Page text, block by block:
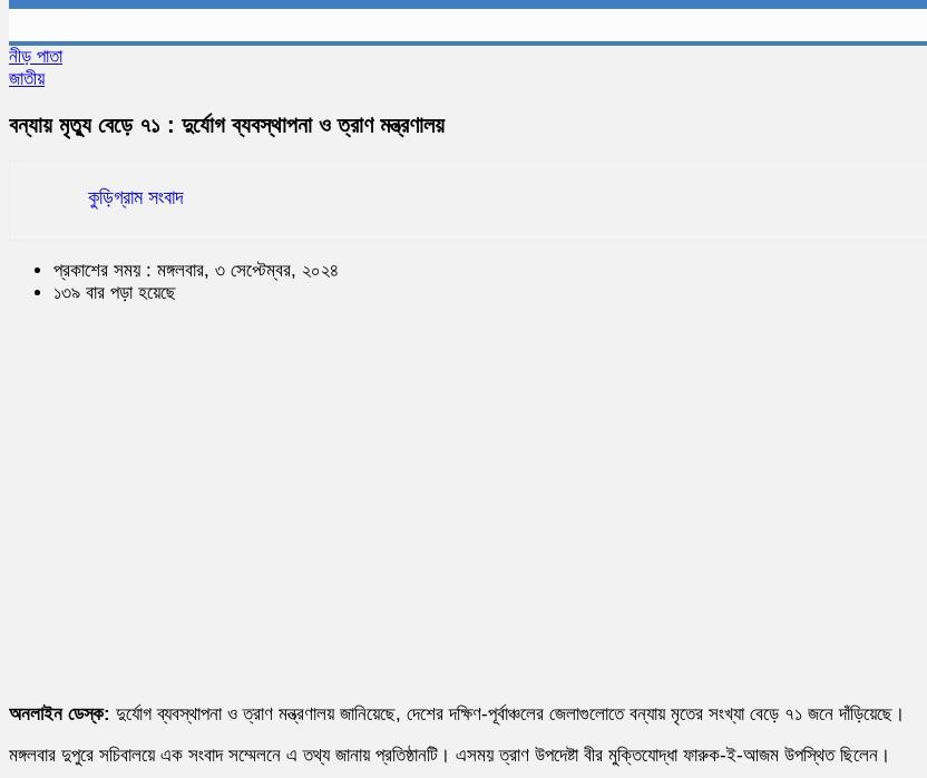
নীড় পাতা
জাতীয়
বন্যায় মৃত্যু বেড়ে ৭১ : দুর্যোগ ব্যবস্থাপনা ও ত্রাণ মন্ত্রণালয়
কুড়িগ্রাম সংবাদ
প্রকাশের সময় : মঙ্গলবার, ৩ সেপ্টেম্বর, ২০২৪
১৩৯ বার পড়া হয়েছে
অনলাইন ডেস্ক: দুর্যোগ ব্যবস্থাপনা ও ত্রাণ মন্ত্রণালয় জানিয়েছে, দেশের দক্ষিণ-পূর্বাঞ্চলের জেলাগুলোতে বন্যায় মৃতের সংখ্যা বেড়ে ৭১ জনে দাঁড়িয়েছে।
মঙ্গলবার দুপুরে সচিবালয়ে এক সংবাদ সম্মেলনে এ তথ্য জানায় প্রতিষ্ঠানটি। এসময় ত্রাণ উপদেষ্টা বীর মুক্তিযোদ্ধা ফারুক-ই-আজম উপস্থিত ছিলেন।